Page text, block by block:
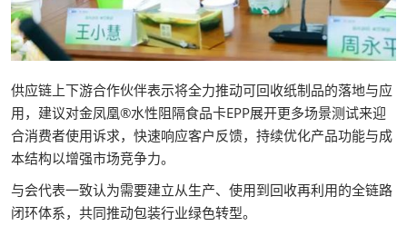
供应链上下游合作伙伴表示将全力推动可回收纸制品的落地与应
用，建议对金凤凰®水性阻隔食品卡EPP展开更多场景测试来迎
合消费者使用诉求，快速响应客户反馈，持续优化产品功能与成
本结构以增强市场竞争力。
与会代表一致认为需要建立从生产、使用到回收再利用的全链路
闭环体系，共同推动包装行业绿色转型。